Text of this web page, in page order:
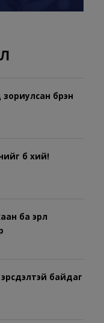
бүрэн
бүү хий!
ба эрүүл
байдаг